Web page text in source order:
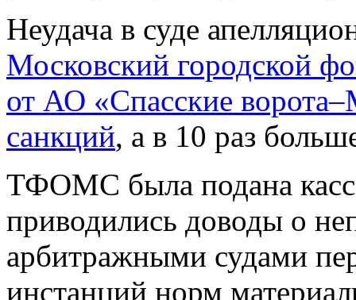
Неудача в суде
Московский городской
от АО «Спасские
санкций, а в 10 раз
ТФОМС была подана
приводились доводы о
арбитражными судами
инстанций норм